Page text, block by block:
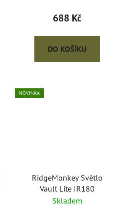
688 Kč
DO KOŠÍKU
NOVINKA
RidgeMonkey Světlo
Vault Lite IR180
Skladem